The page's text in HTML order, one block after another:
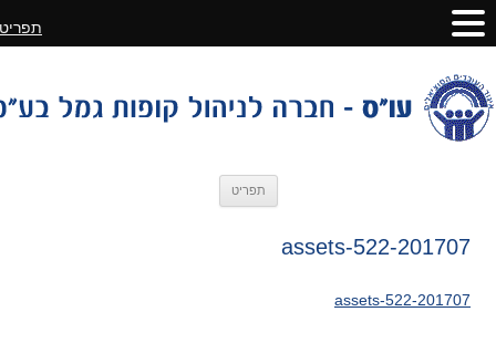
תפריט
201707-assets-522
201707-assets-522
תפריט